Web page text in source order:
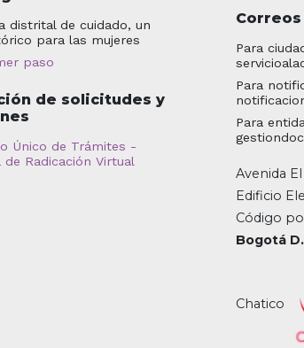
distrital de cuidado, un
para las mujeres
paso
de solicitudes y
Único de Trámites -
de Radicación Virtual
Correos
Para
Para
Para
Avenida
Edificio
Código
Bogotá
Chatico